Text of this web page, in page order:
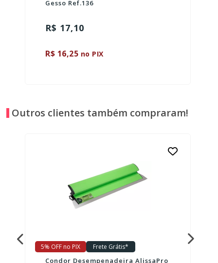
Gesso Ref.136
R$ 17,10
R$ 16,25 no PIX
Outros clientes também compraram!
5% OFF no PIX Frete Grátis*
Condor Desempenadeira AlissaPro